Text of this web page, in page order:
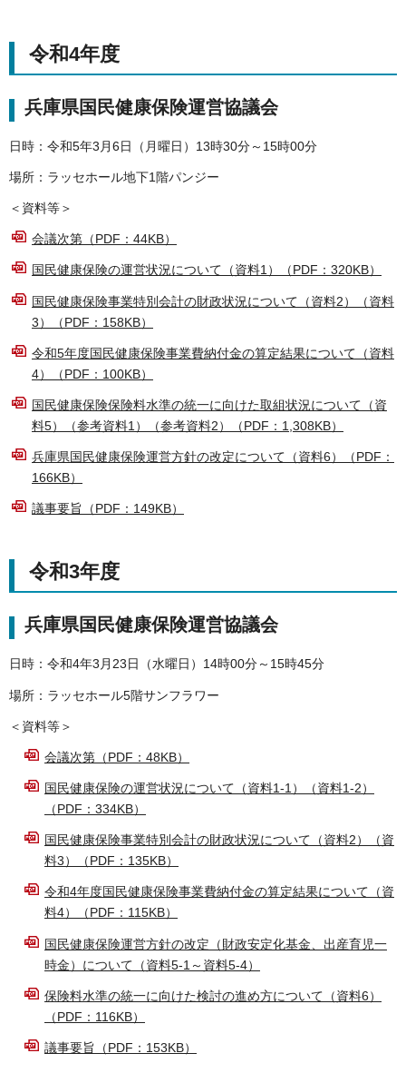
令和4年度
兵庫県国民健康保険運営協議会
日時：令和5年3月6日（月曜日）13時30分～15時00分
場所：ラッセホール地下1階パンジー
＜資料等＞
会議次第（PDF：44KB）
国民健康保険の運営状況について（資料1）（PDF：320KB）
国民健康保険事業特別会計の財政状況について（資料2）（資料
3）（PDF：158KB）
令和5年度国民健康保険事業費納付金の算定結果について（資料
4）（PDF：100KB）
国民健康保険保険料水準の統一に向けた取組状況について（資
料5）（参考資料1）（参考資料2）（PDF：1,308KB）
兵庫県国民健康保険運営方針の改定について（資料6）（PDF：
166KB）
議事要旨（PDF：149KB）
令和3年度
兵庫県国民健康保険運営協議会
日時：令和4年3月23日（水曜日）14時00分～15時45分
場所：ラッセホール5階サンフラワー
＜資料等＞
会議次第（PDF：48KB）
国民健康保険の運営状況について（資料1-1）（資料1-2）
（PDF：334KB）
国民健康保険事業特別会計の財政状況について（資料2）（資
料3）（PDF：135KB）
令和4年度国民健康保険事業費納付金の算定結果について（資
料4）（PDF：115KB）
国民健康保険運営方針の改定（財政安定化基金、出産育児一
時金）について（資料5-1～資料5-4）
保険料水準の統一に向けた検討の進め方について（資料6）
（PDF：116KB）
議事要旨（PDF：153KB）